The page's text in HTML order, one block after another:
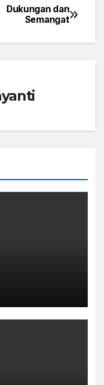
Dukungan dan
Semangat